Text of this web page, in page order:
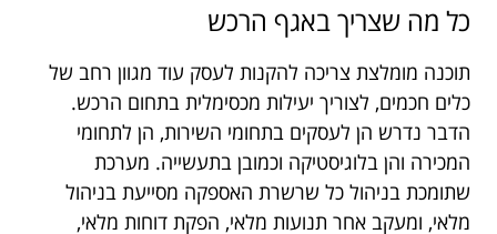
כל מה שצריך באגף הרכש
תוכנה מומלצת צריכה להקנות לעסק עוד מגוון רחב של
כלים חכמים, לצוריך יעילות מכסימלית בתחום הרכש.
הדבר נדרש הן לעסקים בתחומי השירות, הן לתחומי
המכירה והן בלוגיסטיקה וכמובן בתעשייה. מערכת
שתומכת בניהול כל שרשרת האספקה מסייעת בניהול
מלאי, ומעקב אחר תנועות מלאי, הפקת דוחות מלאי,